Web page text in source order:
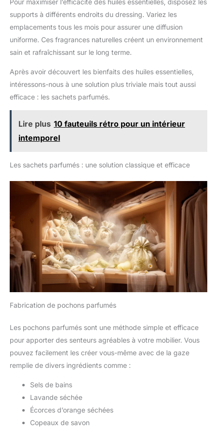
Pour maximiser l’efficacité des huiles essentielles, disposez les
supports à différents endroits du dressing. Variez les
emplacements tous les mois pour assurer une diffusion
uniforme. Ces fragrances naturelles créent un environnement
sain et rafraîchissant sur le long terme.
Après avoir découvert les bienfaits des huiles essentielles,
intéressons-nous à une solution plus triviale mais tout aussi
efficace : les sachets parfumés.
Lire plus 10 fauteuils rétro pour un intérieur
intemporel
Les sachets parfumés : une solution classique et efficace
Fabrication de pochons parfumés
Les pochons parfumés sont une méthode simple et efficace
pour apporter des senteurs agréables à votre mobilier. Vous
pouvez facilement les créer vous-même avec de la gaze
remplie de divers ingrédients comme :
Sels de bains
Lavande séchée
Écorces d’orange séchées
Copeaux de savon